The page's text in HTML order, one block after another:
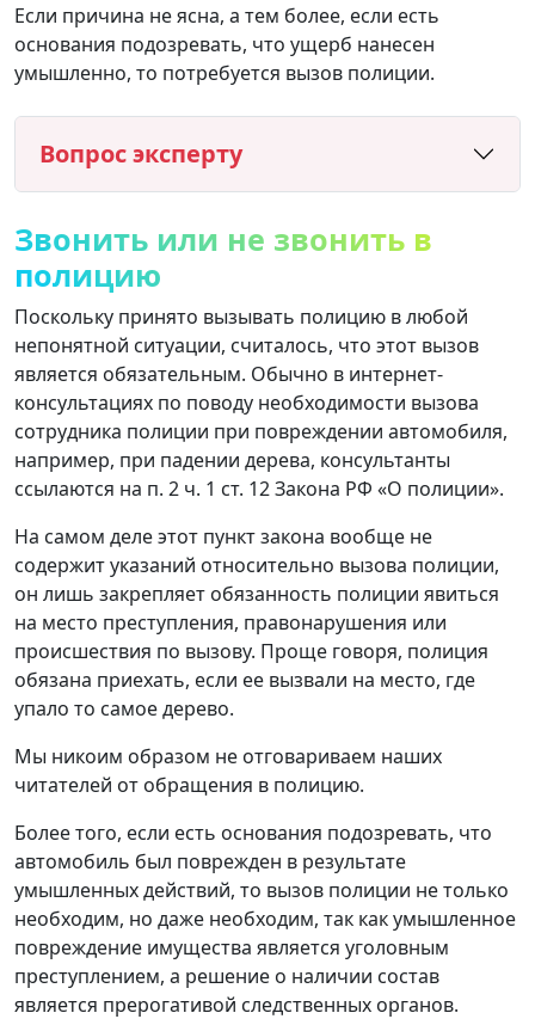
Если причина не ясна, а тем более, если есть
основания подозревать, что ущерб нанесен
умышленно, то потребуется вызов полиции.
Вопрос эксперту
Звонить или не звонить в
полицию
Поскольку принято вызывать полицию в любой
непонятной ситуации, считалось, что этот вызов
является обязательным. Обычно в интернет-
консультациях по поводу необходимости вызова
сотрудника полиции при повреждении автомобиля,
например, при падении дерева, консультанты
ссылаются на п. 2 ч. 1 ст. 12 Закона РФ «О полиции».
На самом деле этот пункт закона вообще не
содержит указаний относительно вызова полиции,
он лишь закрепляет обязанность полиции явиться
на место преступления, правонарушения или
происшествия по вызову. Проще говоря, полиция
обязана приехать, если ее вызвали на место, где
упало то самое дерево.
Мы никоим образом не отговариваем наших
читателей от обращения в полицию.
Более того, если есть основания подозревать, что
автомобиль был поврежден в результате
умышленных действий, то вызов полиции не только
необходим, но даже необходим, так как умышленное
повреждение имущества является уголовным
преступлением, а решение о наличии состав
является прерогативой следственных органов.